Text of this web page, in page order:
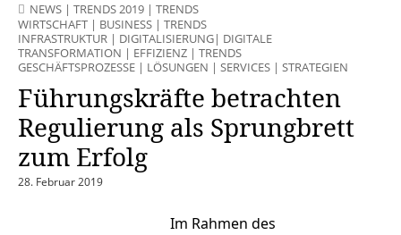
NEWS | TRENDS 2019 | TRENDS
WIRTSCHAFT | BUSINESS | TRENDS
INFRASTRUKTUR | DIGITALISIERUNG| DIGITALE
TRANSFORMATION | EFFIZIENZ | TRENDS
GESCHÄFTSPROZESSE | LÖSUNGEN | SERVICES | STRATEGIEN
Führungskräfte betrachten
Regulierung als Sprungbrett
zum Erfolg
28. Februar 2019
Im Rahmen des